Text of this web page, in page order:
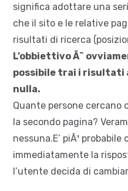
significa adottare una
che il sito e le relative
risultati di ricerca
L’obbiettivo Ã¨
possibile trai i risultati
nulla.
Quante persone cercano
la secondo pagina?
nessuna.E’ piÃ¹
immediatamente la
l’utente decida di